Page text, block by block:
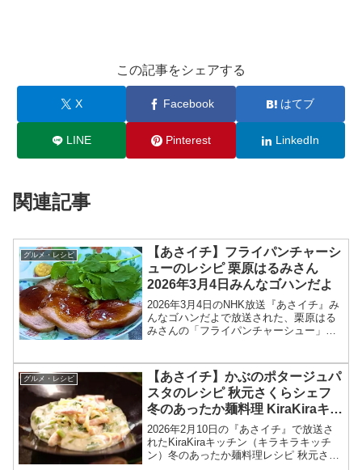
この記事をシェアする
X Facebook はてブ
LINE Pinterest LinkedIn
関連記事
グルメ・レシピ
【あさイチ】フライパンチャーシ
ューのレシピ 栗原はるみさん
2026年3月4日みんなゴハンだよ
2026年3月4日のNHK放送『あさイチ』み
んなゴハンだよで放送された、栗原はる
みさんの「フライパンチャーシュー」の
るみさんが登場！栗原さんが東日本大震
災の際、被災地...
グルメ・レシピ
【あさイチ】かぶのポタージュパ
スタのレシピ 秋元さくらシェフ
冬のあったか麺料理 KiraKiraキッ
チン2026年2月10日
2026年2月10日の『あさイチ』で放送さ
れたKiraKiraキッチン（キラキラキッチ
ン）冬のあったか麺料理レシピ 秋元さく